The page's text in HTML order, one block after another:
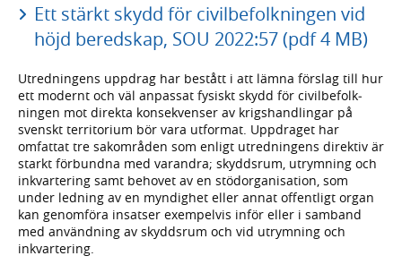
Ett stärkt skydd för civilbefolkningen vid
höjd beredskap, SOU 2022:57 (pdf 4 MB)
Utredningens uppdrag har bestått i att lämna förslag till hur
ett modernt och väl anpassat fysiskt skydd för civil­befolk­
ningen mot direkta konse­kvenser av krigs­hand­lingar på
svenskt terri­torium bör vara utformat. Uppdraget har
omfattat tre sak­områden som enligt utred­ningens direktiv är
starkt för­bundna med varandra; skydds­rum, utrym­ning och
inkvarte­­ring samt behovet av en stöd­organisation, som
under ledning av en myndig­het eller annat offentligt organ
kan genom­föra insatser exempel­vis inför eller i samband
med använd­ning av skydds­rum och vid utrym­ning och
inkvarte­ring.